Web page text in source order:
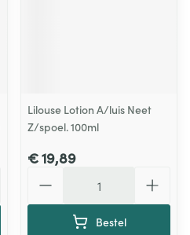
Lilouse Lotion A/luis Neet
Z/spoel. 100ml
€ 19,89
Bestel